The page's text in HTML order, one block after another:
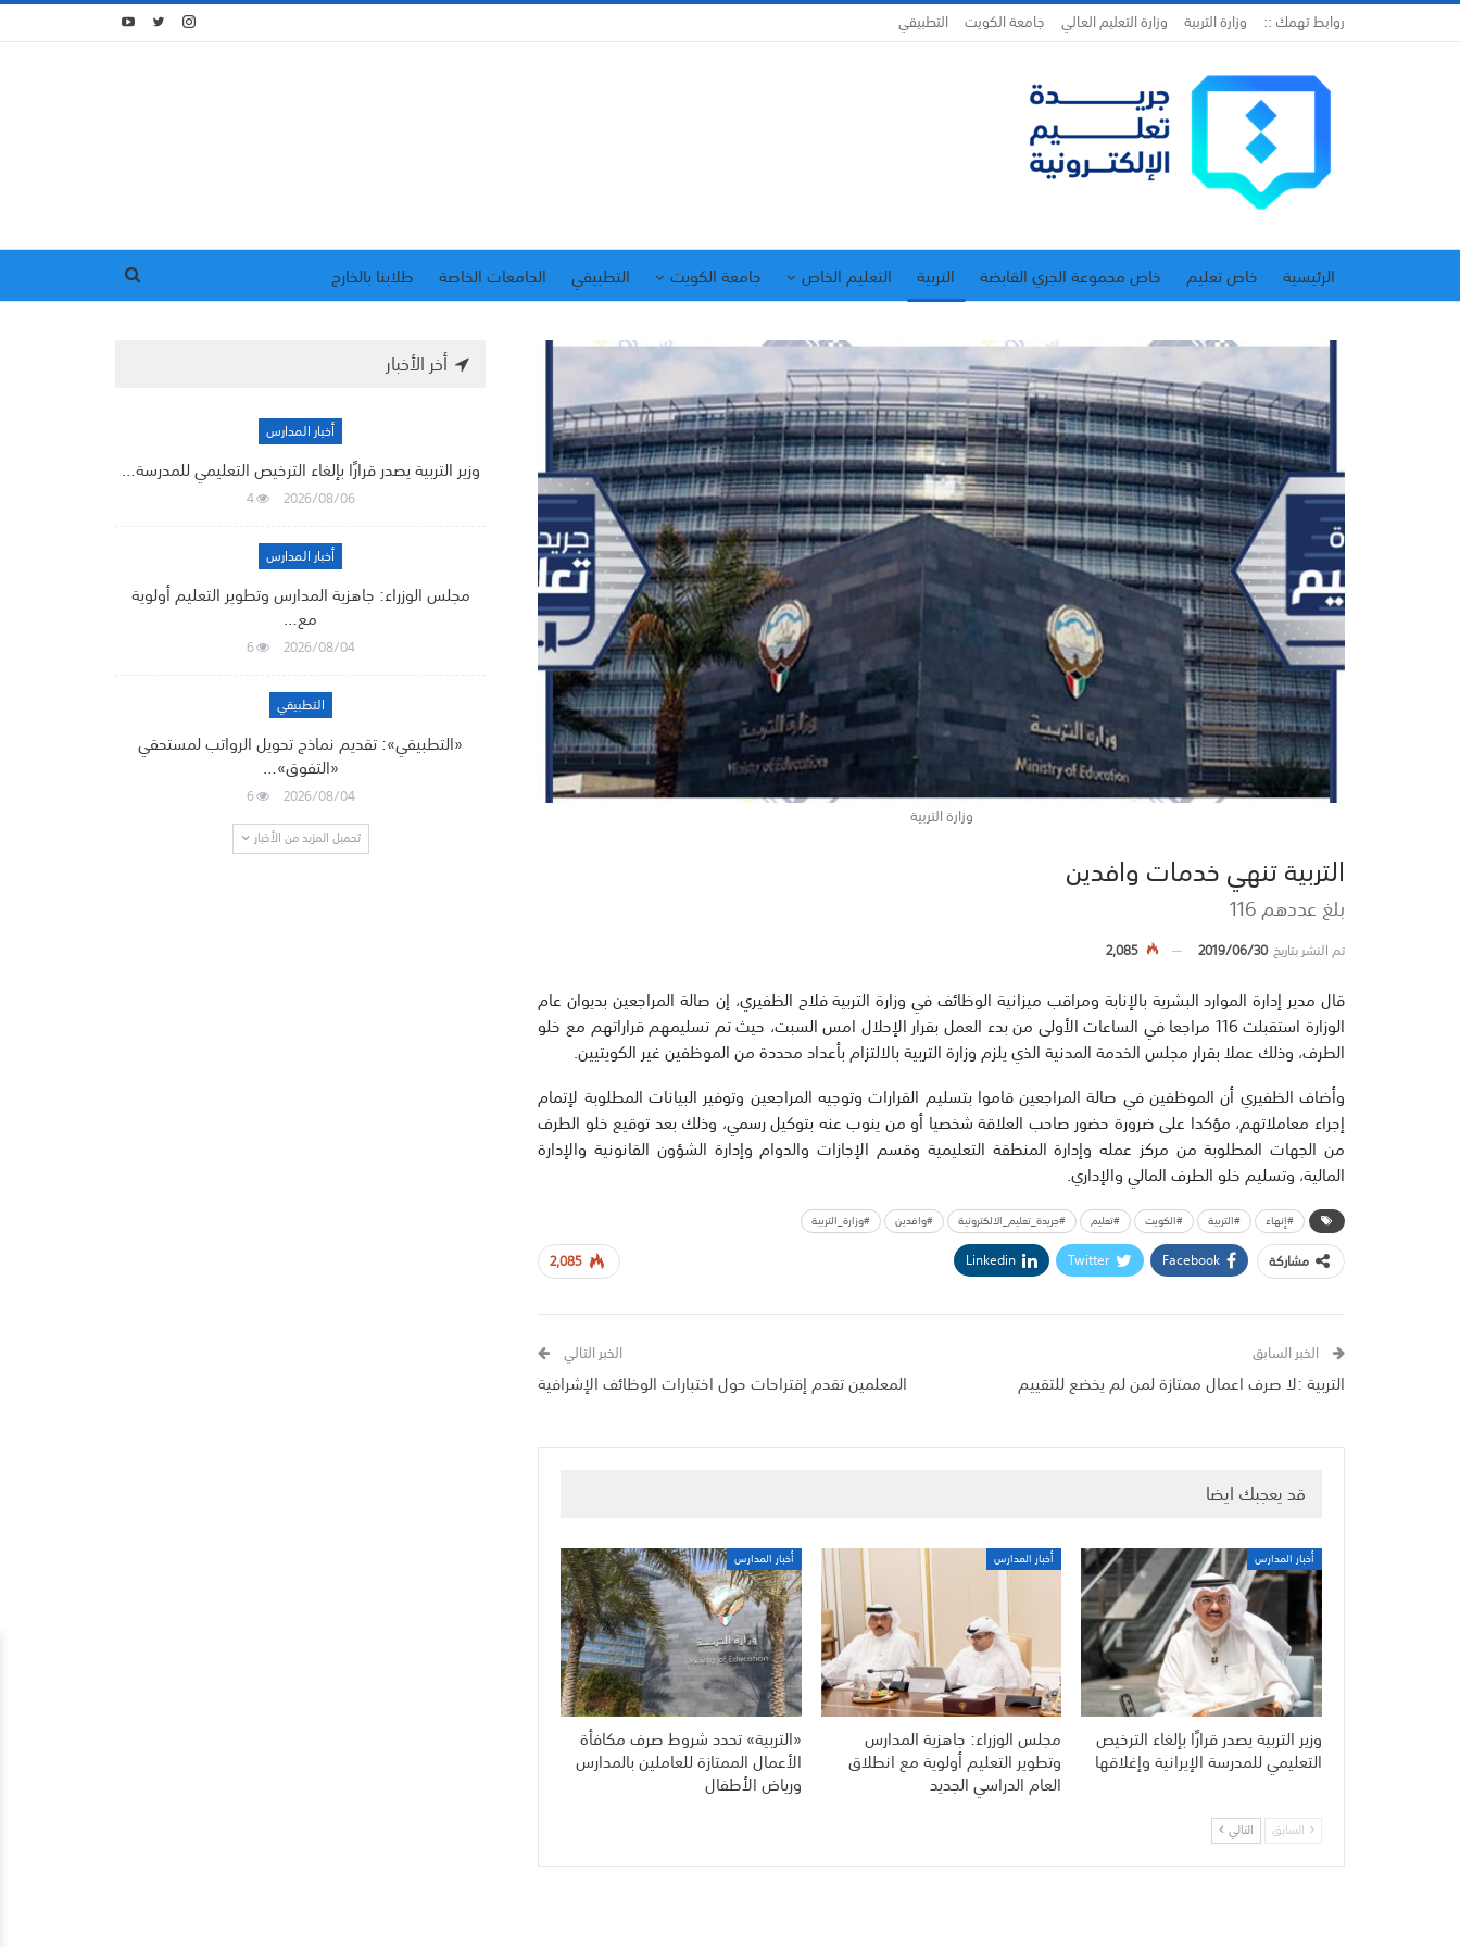
روابط تهمك :: وزارة التربية وزارة التعليم العالي جامعة الكويت التطبيقي
الرئيسية خاص تعليم خاص مجموعة الجري القابضة التربية التعليم الخاص جامعة الكويت التطبيقي الجامعات الخاصة
طلابنا بالخارج
وزارة التربية
التربية تنهي خدمات وافدين
بلغ عددهم 116
تم النشر بتاريخ2019/06/30
2,085
قال مدير إدارة الموارد البشرية بالإنابة ومراقب ميزانية الوظائف في وزارة التربية فلاح الظفيري، إن صالة المراجعين بديوان عام
الوزارة استقبلت 116 مراجعا في الساعات الأولى من بدء العمل بقرار الإحلال امس السبت، حيث تم تسليمهم قراراتهم مع خلو
الطرف، وذلك عملا بقرار مجلس الخدمة المدنية الذي يلزم وزارة التربية بالالتزام بأعداد محددة من الموظفين غير الكويتيين.
وأضاف الظفيري أن الموظفين في صالة المراجعين قاموا بتسليم القرارات وتوجيه المراجعين وتوفير البيانات المطلوبة لإتمام
إجراء معاملاتهم، مؤكدا على ضرورة حضور صاحب العلاقة شخصيا أو من ينوب عنه بتوكيل رسمي، وذلك بعد توقيع خلو الطرف
من الجهات المطلوبة من مركز عمله وإدارة المنطقة التعليمية وقسم الإجازات والدوام وإدارة الشؤون القانونية والإدارة
المالية، وتسليم خلو الطرف المالي والإداري.
#إنهاء #التربية #الكويت #تعليم #جريدة_تعليم_الالكترونية #وافدين #وزارة_التربية
2,085 مشاركة Facebook
Twitter
Linkedin
الخبر السابق
التربية :لا صرف اعمال ممتازة لمن لم يخضع للتقييم
الخبر التالي
المعلمين تقدم إقتراحات حول اختبارات الوظائف الإشرافية
قد يعجبك ايضا
أخبار المدارس
وزير التربية يصدر قرارًا بإلغاء الترخيص
التعليمي للمدرسة الإيرانية وإغلاقها
أخبار المدارس
مجلس الوزراء: جاهزية المدارس
وتطوير التعليم أولوية مع انطلاق
العام الدراسي الجديد
أخبار المدارس
«التربية» تحدد شروط صرف مكافأة
الأعمال الممتازة للعاملين بالمدارس
ورياض الأطفال
السابق التالي
أخر الأخبار
أخبار المدارس
وزير التربية يصدر قرارًا بإلغاء الترخيص التعليمي للمدرسة…
2026/08/06
4
أخبار المدارس
مجلس الوزراء: جاهزية المدارس وتطوير التعليم أولوية
مع…
2026/08/04
6
التطبيقي
«التطبيقي»: تقديم نماذج تحويل الرواتب لمستحقي
«التفوق»…
2026/08/04
6
تحميل المزيد من الأخبار